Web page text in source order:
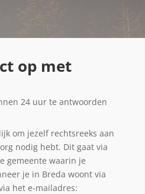
op met
24 uur te antwoorden
om jezelf rechtsreeks aan
nodig hebt. Dit gaat via
gemeente waarin je
je in Breda woont via
het e-mailadres: